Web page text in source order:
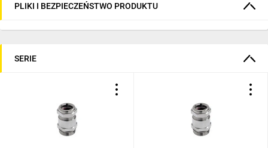
PLIKI I BEZPIECZEŃSTWO PRODUKTU
SERIE